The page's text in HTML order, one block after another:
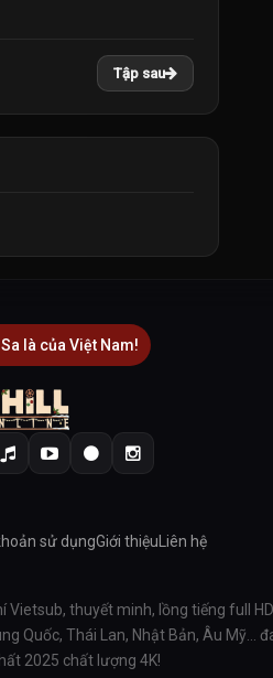
Tập sau
là của Việt Nam!
sử dụngGiới thiệuLiên hệ
thuyết minh, lồng tiếng full
Quốc, Thái Lan, Nhật Bản, Âu Mỹ…
2025 chất lượng 4K!